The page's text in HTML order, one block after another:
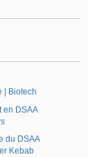
| Biotech
en DSAA
du DSAA
Kebab